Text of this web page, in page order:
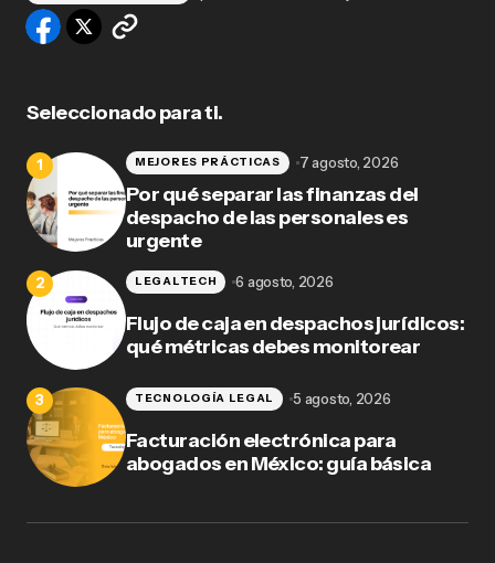
Seleccionado para ti.
Por qué separar las finanzas del
despacho de las personales es
urgente
MEJORES PRÁCTICAS 7 agosto, 2026
Flujo de caja en despachos jurídicos:
qué métricas debes monitorear
LEGALTECH 6 agosto, 2026
Facturación electrónica para
abogados en México: guía básica
TECNOLOGÍA LEGAL 5 agosto, 2026